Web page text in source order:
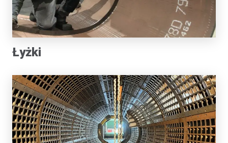
Łyżki